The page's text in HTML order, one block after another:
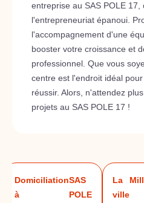
entreprise au SAS POLE 17,
l'entrepreneuriat épanoui.
l'accompagnement d'une
booster votre croissance et
professionnel. Que vous
centre est l'endroit idéal
réussir. Alors, n'attendez
projets au SAS POLE 17 !
Domiciliation
à
SAS
POLE
La
ville